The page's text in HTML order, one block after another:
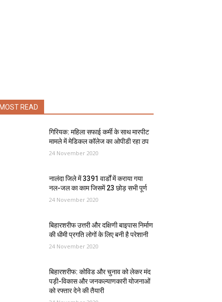
MOST READ
गिरियक: महिला सफाई कर्मी के साथ मारपीट
मामले में मेडिकल कॉलेज का ओपीडी रहा ठप
24 November 2020
नालंदा जिले में 3391 वार्डों में कराया गया
नल-जल का काम जिसमें 23 छोड़ सभी पूर्ण
24 November 2020
बिहारशरीफ उत्तरी और दक्षिणी बाइपास निर्माण
की धीमी प्रगति लोगों के लिए बनी है परेशानी
24 November 2020
बिहारशरीफ: कोविड और चुनाव को लेकर मंद
पड़ी-विकास और जनकल्याणकारी योजनाओं
को रफ्तार देने की तैयारी